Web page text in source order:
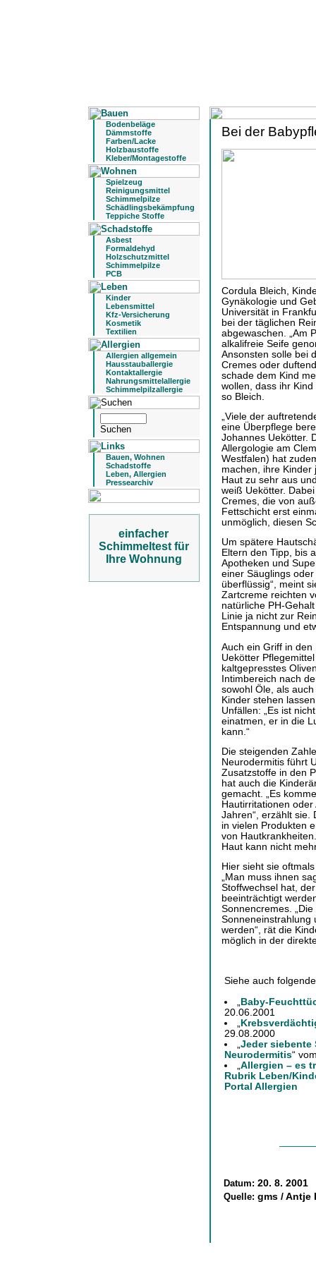
Bodenbeläge
Dämmstoffe
Farben/Lacke
Holzbaustoffe
Kleber/Montagestoffe
Spielzeug
Reinigungsmittel
Schimmelpilze
Schädlingsbekämpfung
Teppiche Stoffe
Asbest
Formaldehyd
Holzschutzmittel
Schimmelpilze
PCB
Kinder
Lebensmittel
Kfz-Versicherung
Kosmetik
Textilien
Allergien allgemein
Hausstauballergie
Kontaktallergie
Nahrungsmittelallergie
Schimmelpilzallergie
Bauen, Wohnen
Schadstoffe
Leben, Allergien
Pressearchiv
einfacher
Schimmeltest für
Ihre Wohnung
Bei der
Cordula Bleich,
Gynäkologie und
Universität in
bei der täglichen
abgewaschen. „Am
alkalifreie Seife
Ansonsten solle bei
Cremes oder
schade dem Kind
wollen, dass ihr
so Bleich.
„Viele der
eine Überpflege
Johannes Uekötter.
Allergologie am
Westfalen) hat
machen, ihre Kinder
Haut zu sehr aus
weiß Uekötter.
Cremes, die von
Fettschicht erst
unmöglich, diesen
Um spätere
Eltern den Tipp, bis
Apotheken und
einer Säuglings
überflüssig“, meint
Zartcreme reichten
natürliche PH-
Linie ja nicht zur
Entspannung und
Auch ein Griff in
Uekötter
kaltgepresstes
Intimbereich nach
sowohl Öle, als
Kinder stehen
Unfällen: „Es ist
einatmen, er in die
kann.“
Die steigenden
Neurodermitis führt
Zusatzstoffe in den
hat auch die
gemacht. „Es
Hautirritationen
Jahren“, erzählt sie.
in vielen Produkten
von
Haut kann nicht
Hier sieht sie
„Man muss ihnen
Stoffwechsel hat,
beeinträchtigt
Sonnencremes.
Sonneneinstrahlung
werden“, rät die
möglich in der
Siehe auch
Baby-
20.06.2001
29.08.2000
Jeder siebente
Neurodermitis“
Allergien – es
Rubrik Leben/
Portal Allergien
Datum: 20. 8. 2001
Quelle: gms / Antje